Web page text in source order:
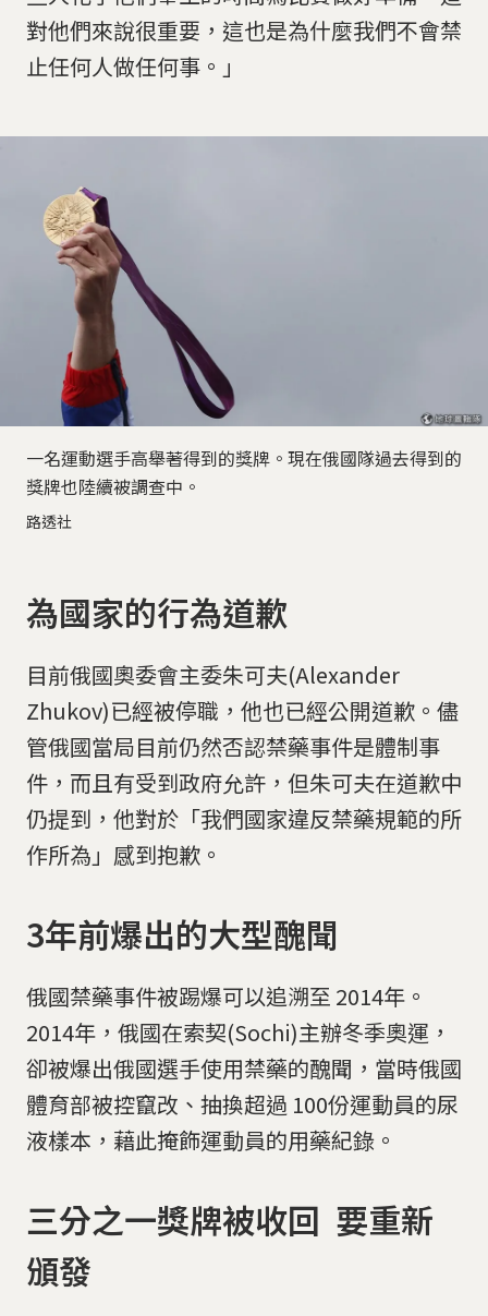
對他們來說很重要，這也是為什麼我們不會禁
止任何人做任何事。」
一名運動選手高舉著得到的獎牌。現在俄國隊過去得到的
獎牌也陸續被調查中。
路透社
為國家的行為道歉
目前俄國奧委會主委朱可夫(Alexander
Zhukov)已經被停職，他也已經公開道歉。儘
管俄國當局目前仍然否認禁藥事件是體制事
件，而且有受到政府允許，但朱可夫在道歉中
仍提到，他對於「我們國家違反禁藥規範的所
作所為」感到抱歉。
3年前爆出的大型醜聞
俄國禁藥事件被踢爆可以追溯至 2014年。
2014年，俄國在索契(Sochi)主辦冬季奧運，
卻被爆出俄國選手使用禁藥的醜聞，當時俄國
體育部被控竄改、抽換超過 100份運動員的尿
液樣本，藉此掩飾運動員的用藥紀錄。
三分之一獎牌被收回 要重新
頒發